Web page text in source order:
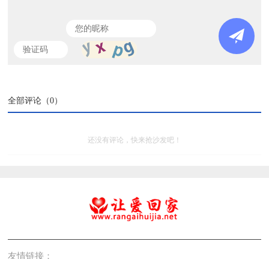
全部评论（0）
还没有评论，快来抢沙发吧！
友情链接：